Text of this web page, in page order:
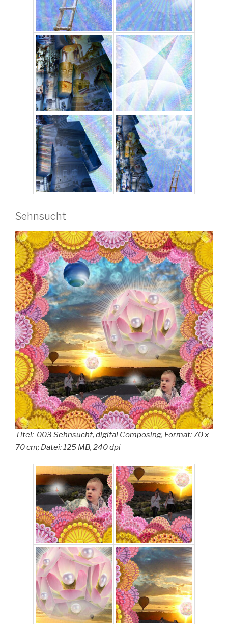
Sehnsucht
Titel: 003 Sehnsucht, digital Composing, Format: 70 x
70 cm; Datei: 125 MB, 240 dpi